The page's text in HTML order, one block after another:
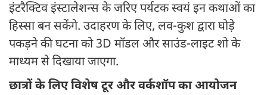
इंटरैक्टिव इंस्टालेशन्स के जरिए पर्यटक स्वयं इन कथाओं का
हिस्सा बन सकेंगे. उदाहरण के लिए, लव-कुश द्वारा घोड़े
पकड़ने की घटना को 3D मॉडल और साउंड-लाइट शो के
माध्यम से दिखाया जाएगा.
छात्रों के लिए विशेष टूर और वर्कशॉप का आयोजन